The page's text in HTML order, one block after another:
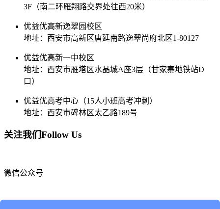
3F（南二环雁翔路交界处往西20米）
优益优高新逸翠园校区
地址：西安市高新区唐延南路逸翠尚府北区1-80127
优益优高新一中校区
地址：西安市雁塔区水晶城A座3层（甘家寨地铁站D
口）
优益优高考中心（15人小班高考冲刺）
地址：西安市碑林区太乙路189号
关注我们Follow Us
微信公众号